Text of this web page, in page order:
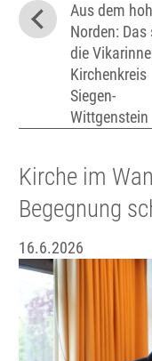
Aus dem
Norden: Das
die
Kirchenkreis
Siegen-
Wittgenstein
Kirche im
Begegnung
16.6.2026